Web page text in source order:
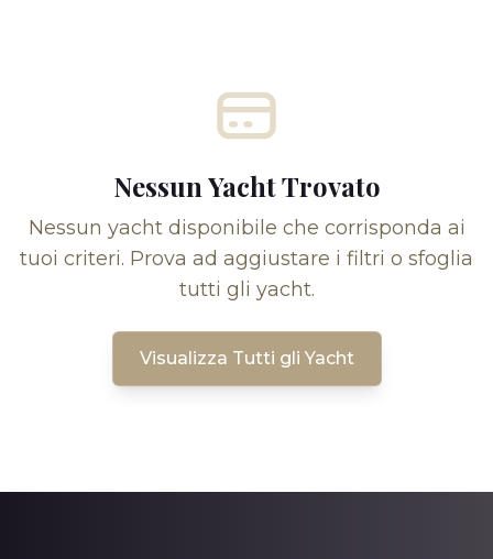
Nessun Yacht Trovato
Nessun yacht disponibile che corrisponda ai
tuoi criteri. Prova ad aggiustare i filtri o sfoglia
tutti gli yacht.
Visualizza Tutti gli Yacht